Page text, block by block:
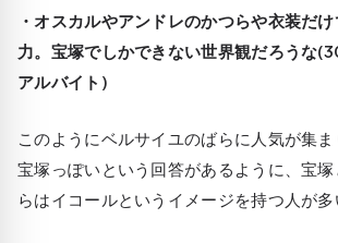
・オスカルやアンドレのかつらや衣装だ
力。宝塚でしかできない世界観だろうな
アルバイト)
このようにベルサイユのばらに人気が集
宝塚っぽいという回答があるように、宝
らはイコールというイメージを持つ人が多